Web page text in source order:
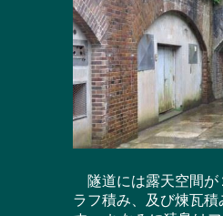
隧道には露天空間が
ラフ積み、及び煉瓦